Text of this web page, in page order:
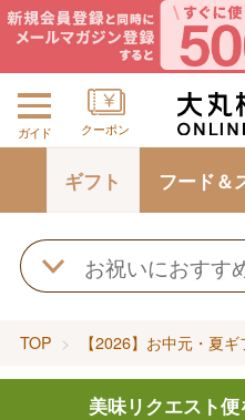
ガイド クーポン
ギフト フード＆
TOP 【2026】お中元・夏ギ
美味リクエスト便